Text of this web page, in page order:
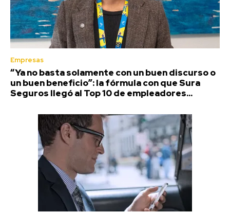
Empresas
“Ya no basta solamente con un buen discurso o
un buen beneficio”: la fórmula con que Sura
Seguros llegó al Top 10 de empleadores...